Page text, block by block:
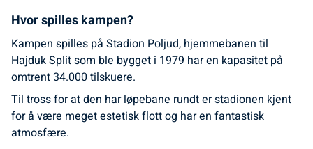
Hvor spilles kampen?
Kampen spilles på Stadion Poljud, hjemmebanen til
Hajduk Split som ble bygget i 1979 har en kapasitet på
omtrent 34.000 tilskuere.
Til tross for at den har løpebane rundt er stadionen kjent
for å være meget estetisk flott og har en fantastisk
atmosfære.